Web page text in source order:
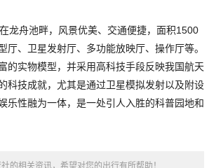
舟池畔，风景优美、交通便捷，面积1500
厅、卫星发射厅、多功能放映厅、操作厅等。
的实物模型，并采用高科技手段反映我国航天
科技成就，尤其是通过卫星模拟发射以及附设
乐性融为一体，是一处引人入胜的科普园地和
的相关资讯，希望对您的出行有所帮助！